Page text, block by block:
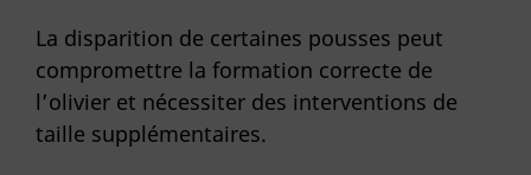
La disparition de certaines pousses peut
compromettre la formation correcte de
l’olivier et nécessiter des interventions de
taille supplémentaires.